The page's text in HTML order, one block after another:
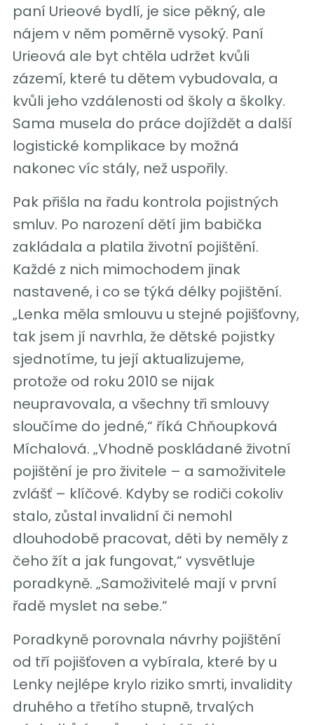
paní Urieové bydlí, je sice pěkný, ale
nájem v něm poměrně vysoký. Paní
Urieová ale byt chtěla udržet kvůli
zázemí, které tu dětem vybudovala, a
kvůli jeho vzdálenosti od školy a školky.
Sama musela do práce dojíždět a další
logistické komplikace by možná
nakonec víc stály, než uspořily.
Pak přišla na řadu kontrola pojistných
smluv. Po narození dětí jim babička
zakládala a platila životní pojištění.
Každé z nich mimochodem jinak
nastavené, i co se týká délky pojištění.
„Lenka měla smlouvu u stejné pojišťovny,
tak jsem jí navrhla, že dětské pojistky
sjednotíme, tu její aktualizujeme,
protože od roku 2010 se nijak
neupravovala, a všechny tři smlouvy
sloučíme do jedné,“ říká Chňoupková
Míchalová. „Vhodně poskládané životní
pojištění je pro živitele – a samoživitele
zvlášť – klíčové. Kdyby se rodiči cokoliv
stalo, zůstal invalidní či nemohl
dlouhodobě pracovat, děti by neměly z
čeho žít a jak fungovat,“ vysvětluje
poradkyně. „Samoživitelé mají v první
řadě myslet na sebe.“
Poradkyně porovnala návrhy pojištění
od tří pojišťoven a vybírala, které by u
Lenky nejlépe krylo riziko smrti, invalidity
druhého a třetího stupně, trvalých